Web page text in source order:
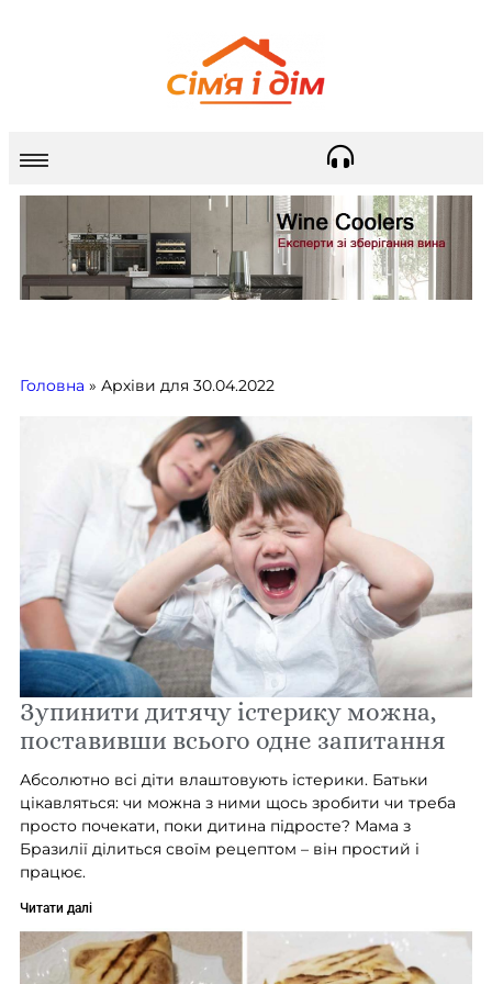
Головна » Архіви для 30.04.2022
Зупинити дитячу істерику можна,
поставивши всього одне запитання
Абсолютно всі діти влаштовують істерики. Батьки
цікавляться: чи можна з ними щось зробити чи треба
просто почекати, поки дитина підросте? Мама з
Бразилії ділиться своїм рецептом – він простий і
працює.
Читати далі